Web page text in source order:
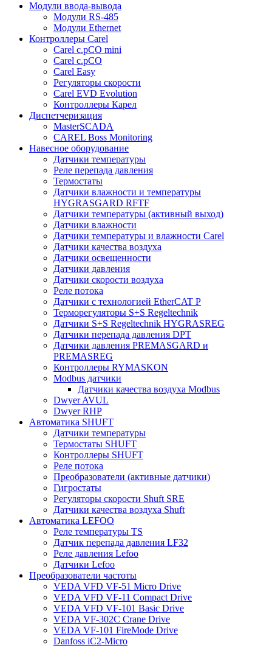
Модули ввода-вывода
Модули RS-485
Модули Ethernet
Контроллеры Carel
Carel c.pCO mini
Carel c.pCO
Carel Easy
Регуляторы скорости
Carel EVD Evolution
Контроллеры Карел
Диспетчеризация
MasterSCADA
CAREL Boss Monitoring
Навесное оборудование
Датчики температуры
Реле перепада давления
Термостаты
Датчики влажности и температуры
HYGRASGARD RFTF
Датчики температуры (активный выход)
Датчики влажности
Датчики температуры и влажности Carel
Датчики качества воздуха
Датчики освещенности
Датчики давления
Датчики скорости воздуха
Реле потока
Датчики с технологией EtherCAT P
Терморегуляторы S+S Regeltechnik
Датчики S+S Regeltechnik HYGRASREG
Датчики перепада давления DPT
Датчики давления PREMASGARD и
PREMASREG
Контроллеры RYMASKON
Modbus датчики
Датчики качества воздуха Modbus
Dwyer AVUL
Dwyer RHP
Автоматика SHUFT
Датчики температуры
Термостаты SHUFT
Контроллеры SHUFT
Реле потока
Преобразователи (активные датчики)
Гигростаты
Регуляторы скорости Shuft SRE
Датчики качества воздуха Shuft
Автоматика LEFOO
Реле температуры TS
Датчик перепада давления LF32
Реле давления Lefoo
Датчики Lefoo
Преобразователи частоты
VEDA VFD VF-51 Micro Drive
VEDA VFD VF-11 Compact Drive
VEDA VFD VF-101 Basic Drive
VEDA VF-302C Crane Drive
VEDA VF-101 FireMode Drive
Danfoss iC2-Micro